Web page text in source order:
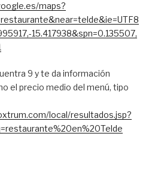
maps?
15.417938&spn=0.135507,
9 y te da información
el precio medio del menú, tipo
local/resultados.jsp?